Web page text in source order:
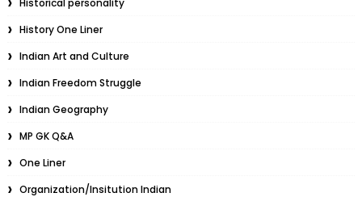
Historical personality
History One Liner
Indian Art and Culture
Indian Freedom Struggle
Indian Geography
MP GK Q&A
One Liner
Organization/Insitution Indian